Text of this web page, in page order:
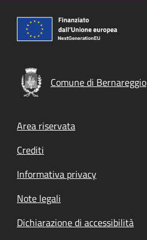
Comune di Bernareggio
Footer menu
Area riservata
Crediti
Informativa privacy
Note legali
Dichiarazione di accessibilità